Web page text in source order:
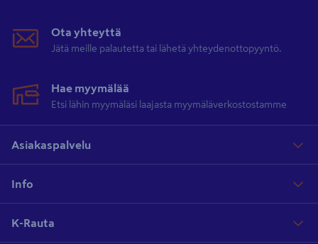
Ota yhteyttä
Jätä meille palautetta tai lähetä yhteydenottopyyntö.
Hae myymälää
Etsi lähin myymäläsi laajasta myymäläverkostostamme
Asiakaspalvelu
Info
K-Rauta